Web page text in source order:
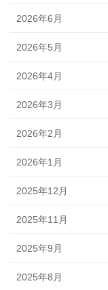
2026年6月
2026年5月
2026年4月
2026年3月
2026年2月
2026年1月
2025年12月
2025年11月
2025年9月
2025年8月